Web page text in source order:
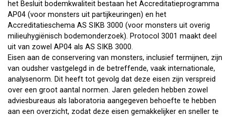
het Besluit bodemkwaliteit bestaan het Accreditatieprogramma
AP04 (voor monsters uit partijkeuringen) en het
Accreditatieschema AS SIKB 3000 (voor monsters uit overig
milieuhygiënisch bodemonderzoek). Protocol 3001 maakt deel
uit van zowel AP04 als AS SIKB 3000.
Eisen aan de conservering van monsters, inclusief termijnen, zijn
van oudsher vastgelegd in de betreffende, vaak internationale,
analysenorm. Dit heeft tot gevolg dat deze eisen zijn verspreid
over een groot aantal normen. Jaren geleden hebben zowel
adviesbureaus als laboratoria aangegeven behoefte te hebben
aan een overzicht, zodat deze eisen gemakkelijker en sneller te